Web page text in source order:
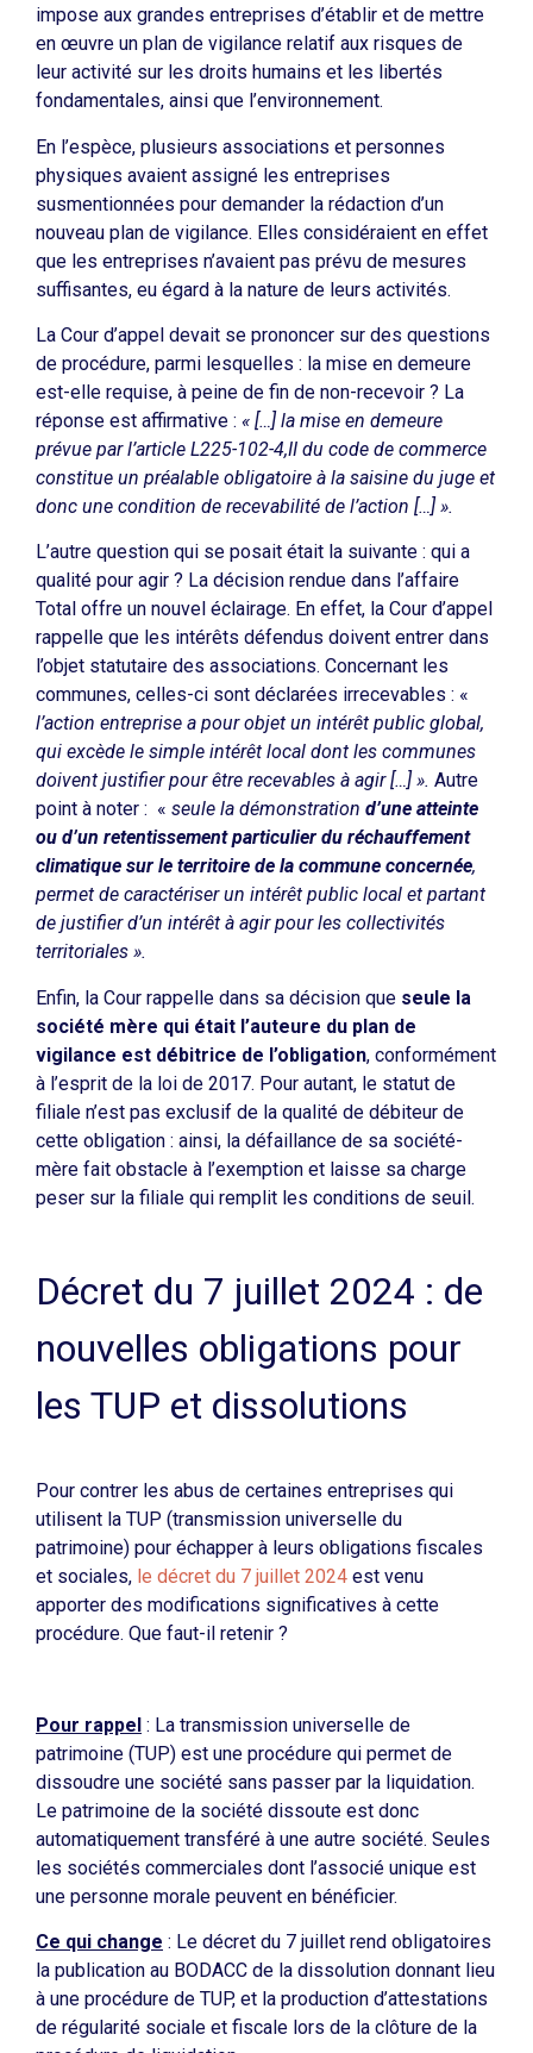
impose aux grandes entreprises d’établir et de mettre
en œuvre un plan de vigilance relatif aux risques de
leur activité sur les droits humains et les libertés
fondamentales, ainsi que l’environnement.
En l’espèce, plusieurs associations et personnes
physiques avaient assigné les entreprises
susmentionnées pour demander la rédaction d’un
nouveau plan de vigilance. Elles considéraient en effet
que les entreprises n’avaient pas prévu de mesures
suffisantes, eu égard à la nature de leurs activités.
La Cour d’appel devait se prononcer sur des questions
de procédure, parmi lesquelles : la mise en demeure
est-elle requise, à peine de fin de non-recevoir ? La
réponse est affirmative : « […] la mise en demeure
prévue par l’article L225-102-4,II du code de commerce
constitue un préalable obligatoire à la saisine du juge et
donc une condition de recevabilité de l’action […] ».
L’autre question qui se posait était la suivante : qui a
qualité pour agir ? La décision rendue dans l’affaire
Total offre un nouvel éclairage. En effet, la Cour d’appel
rappelle que les intérêts défendus doivent entrer dans
l’objet statutaire des associations. Concernant les
communes, celles-ci sont déclarées irrecevables : «
l’action entreprise a pour objet un intérêt public global,
qui excède le simple intérêt local dont les communes
doivent justifier pour être recevables à agir […] ». Autre
point à noter : « seule la démonstration d’une atteinte
ou d’un retentissement particulier du réchauffement
climatique sur le territoire de la commune concernée,
permet de caractériser un intérêt public local et partant
de justifier d’un intérêt à agir pour les collectivités
territoriales ».
Enfin, la Cour rappelle dans sa décision que seule la
société mère qui était l’auteure du plan de
vigilance est débitrice de l’obligation, conformément
à l’esprit de la loi de 2017. Pour autant, le statut de
filiale n’est pas exclusif de la qualité de débiteur de
cette obligation : ainsi, la défaillance de sa société-
mère fait obstacle à l’exemption et laisse sa charge
peser sur la filiale qui remplit les conditions de seuil.
Décret du 7 juillet 2024 : de
nouvelles obligations pour
les TUP et dissolutions
Pour contrer les abus de certaines entreprises qui
utilisent la TUP (transmission universelle du
patrimoine) pour échapper à leurs obligations fiscales
et sociales, le décret du 7 juillet 2024 est venu
apporter des modifications significatives à cette
procédure. Que faut-il retenir ?
Pour rappel : La transmission universelle de
patrimoine (TUP) est une procédure qui permet de
dissoudre une société sans passer par la liquidation.
Le patrimoine de la société dissoute est donc
automatiquement transféré à une autre société. Seules
les sociétés commerciales dont l’associé unique est
une personne morale peuvent en bénéficier.
Ce qui change : Le décret du 7 juillet rend obligatoires
la publication au BODACC de la dissolution donnant lieu
à une procédure de TUP, et la production d’attestations
de régularité sociale et fiscale lors de la clôture de la